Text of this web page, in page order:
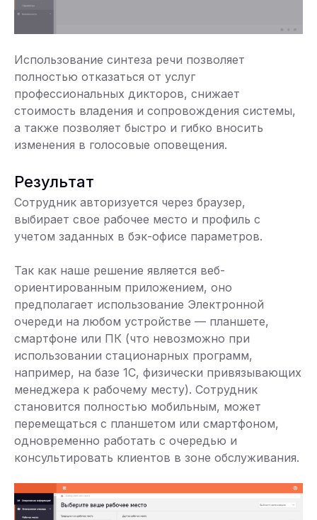
Использование синтеза речи позволяет
полностью отказаться от услуг
профессиональных дикторов, снижает
стоимость владения и сопровождения системы,
а также позволяет быстро и гибко вносить
изменения в голосовые оповещения.
Результат
Сотрудник авторизуется через браузер,
выбирает свое рабочее место и профиль с
учетом заданных в бэк-офисе параметров.
Так как наше решение является веб-
ориентированным приложением, оно
предполагает использование Электронной
очереди на любом устройстве — планшете,
смартфоне или ПК (что невозможно при
использовании стационарных программ,
например, на базе 1С, физически привязывающих
менеджера к рабочему месту). Сотрудник
становится полностью мобильным, может
перемещаться с планшетом или смартфоном,
одновременно работать с очередью и
консультировать клиентов в зоне обслуживания.